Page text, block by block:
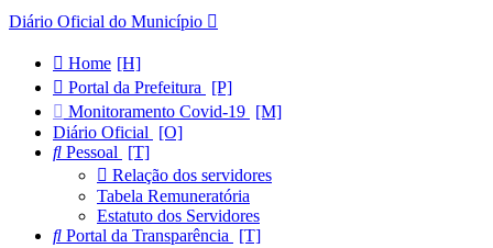
Diário Oficial do Município
Home
Portal da Prefeitura
Monitoramento Covid-19
Diário Oficial
Pessoal
Relação dos servidores
Tabela Remuneratória
Estatuto dos Servidores
Portal da Transparência